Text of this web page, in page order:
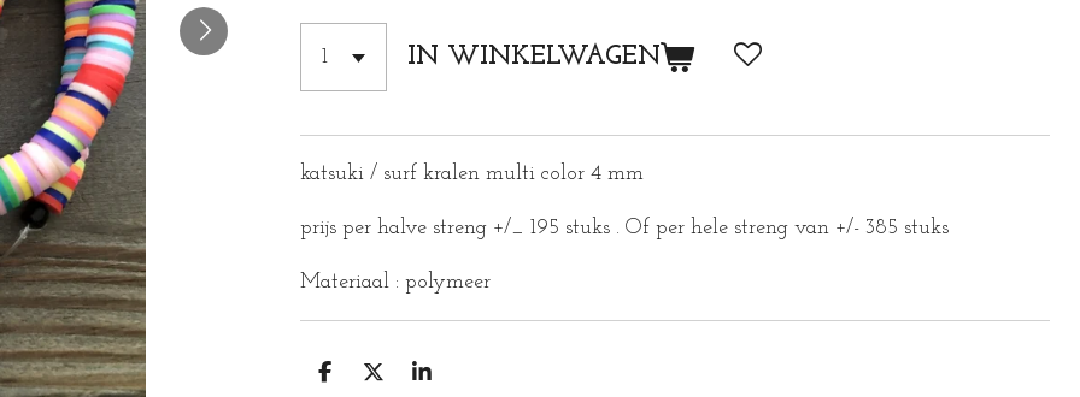
IN WINKELWAGEN
katsuki / surf kralen multi color 4 mm
prijs per halve streng +/_ 195 stuks . Of per hele streng van +/- 385 stuks
Materiaal : polymeer
D
D
S